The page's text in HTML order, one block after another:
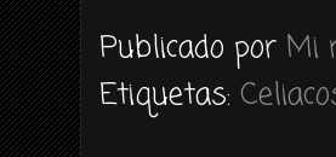
Publicado por Mi
Etiquetas: